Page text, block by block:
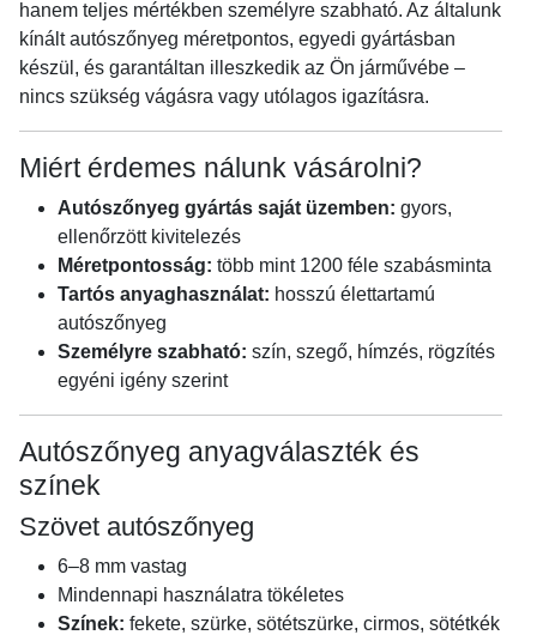
hanem teljes mértékben személyre szabható. Az általunk
kínált autószőnyeg méretpontos, egyedi gyártásban
készül, és garantáltan illeszkedik az Ön járművébe –
nincs szükség vágásra vagy utólagos igazításra.
Miért érdemes nálunk vásárolni?
Autószőnyeg gyártás saját üzemben: gyors,
ellenőrzött kivitelezés
Méretpontosság: több mint 1200 féle szabásminta
Tartós anyaghasználat: hosszú élettartamú
autószőnyeg
Személyre szabható: szín, szegő, hímzés, rögzítés
egyéni igény szerint
Autószőnyeg anyagválaszték és
színek
Szövet autószőnyeg
6–8 mm vastag
Mindennapi használatra tökéletes
Színek: fekete, szürke, sötétszürke, cirmos, sötétkék